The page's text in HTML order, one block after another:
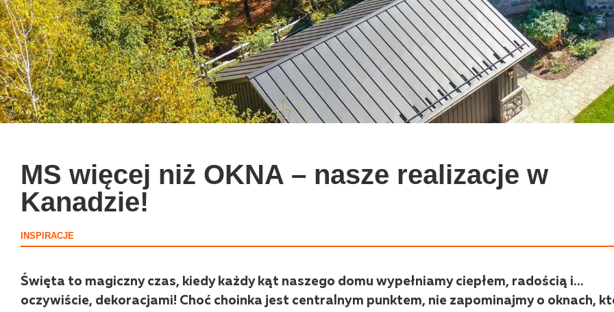
MS więcej niż OKNA – nasze realizacje w
Kanadzie!
INSPIRACJE
Święta to magiczny czas, kiedy każdy kąt naszego domu wypełniamy ciepłem, radością i…
oczywiście, dekoracjami! Choć choinka jest centralnym punktem, nie zapominajmy o oknach,